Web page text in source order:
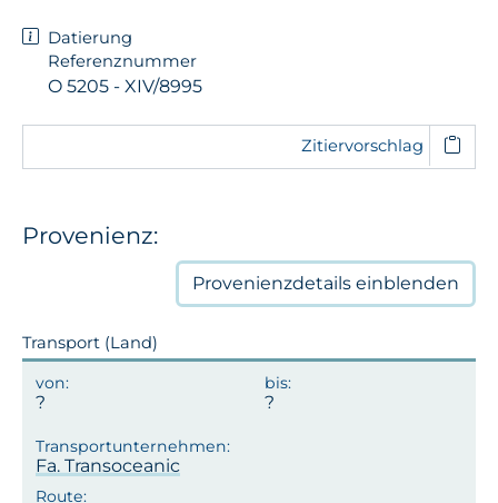
Datierung
Referenznummer
O 5205 - XIV/8995
Zitiervorschlag
Provenienz:
Provenienzdetails einblenden
Transport (Land)
Fa. Transoceanic